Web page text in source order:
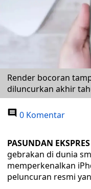
Render bocoran
diluncurkan akhir
0 Komentar
PASUNDAN
gebrakan di dunia
memperkenalkan
peluncuran resmi